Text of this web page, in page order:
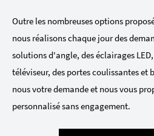
Outre les nombreuses options
nous réalisons chaque jour des
solutions d'angle, des éclairages
téléviseur, des portes coulissantes et
nous votre demande et nous vous
personnalisé sans engagement.